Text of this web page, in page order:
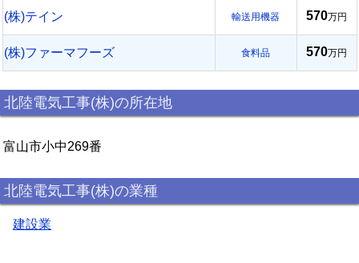
(株)テイン 輸送用機器 570万円
(株)ファーマフーズ 食料品 570万円
北陸電気工事(株)の所在地
富山市小中269番
北陸電気工事(株)の業種
建設業